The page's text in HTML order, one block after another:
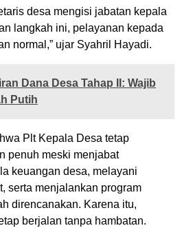
desa mengisi jabatan kepala
langkah ini, pelayanan kepada
normal,” ujar Syahril Hayadi.
Dana Desa Tahap II: Wajib
Putih
Plt Kepala Desa tetap
penuh meski menjabat
keuangan desa, melayani
serta menjalankan program
direncanakan. Karena itu,
berjalan tanpa hambatan.